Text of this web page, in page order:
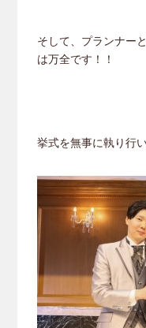
そして、プランナー
は万全です！！
挙式を無事に執り行